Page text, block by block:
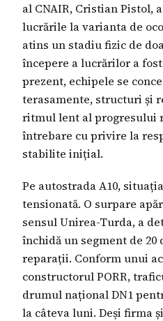
al CNAIR, Cristian Pistol,
lucrările la varianta de
atins un stadiu fizic de
începere a lucrărilor a
prezent, echipele se
terasamente, structuri și
ritmul lent al progresului
întrebare cu privire la
stabilite inițial.
Pe autostrada A10,
tensionată. O surpare
sensul Unirea-Turda, a
închidă un segment de
reparații. Conform unui
constructorul PORR,
drumul național DN1
la câteva luni. Deși firma